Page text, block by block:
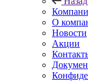
О
Новости
Акции